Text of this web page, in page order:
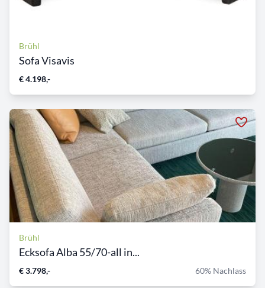
Brühl
Sofa Visavis
€ 4.198,-
Brühl
Ecksofa Alba 55/70-all in...
€ 3.798,- 60% Nachlass